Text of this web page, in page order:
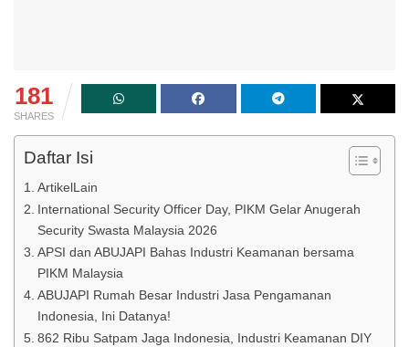
181
SHARES
Daftar Isi
ArtikelLain
International Security Officer Day, PIKM Gelar Anugerah
Security Swasta Malaysia 2026
APSI dan ABUJAPI Bahas Industri Keamanan bersama
PIKM Malaysia
ABUJAPI Rumah Besar Industri Jasa Pengamanan
Indonesia, Ini Datanya!
862 Ribu Satpam Jaga Indonesia, Industri Keamanan DIY